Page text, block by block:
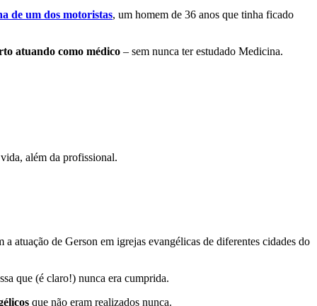
de um dos motoristas, um homem de 36 anos que tinha ficado
atuando como médico – sem nunca ter estudado Medicina.
além da profissional.
a atuação de Gerson em igrejas evangélicas de diferentes cidades do
que (é claro!) nunca era cumprida.
que não eram realizados nunca.